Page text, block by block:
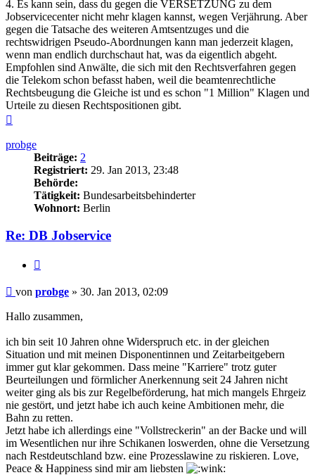
4. Es kann sein, dass du gegen die VERSETZUNG zu dem
Jobservicecenter nicht mehr klagen kannst, wegen Verjährung. Aber
gegen die Tatsache des weiteren Amtsentzuges und die
rechtswidrigen Pseudo-Abordnungen kann man jederzeit klagen,
wenn man endlich durchschaut hat, was da eigentlich abgeht.
Empfohlen sind Anwälte, die sich mit den Rechtsverfahren gegen
die Telekom schon befasst haben, weil die beamtenrechtliche
Rechtsbeugung die Gleiche ist und es schon "1 Million" Klagen und
Urteile zu diesen Rechtspositionen gibt.
probge
Beiträge: 2
Registriert: 29. Jan 2013, 23:48
Behörde:
Tätigkeit: Bundesarbeitsbehinderter
Wohnort: Berlin
Re: DB Jobservice
Beitrag
von probge » 30. Jan 2013, 02:09
Hallo zusammen,
ich bin seit 10 Jahren ohne Widerspruch etc. in der gleichen
Situation und mit meinen Disponentinnen und Zeitarbeitgebern
immer gut klar gekommen. Dass meine "Karriere" trotz guter
Beurteilungen und förmlicher Anerkennung seit 24 Jahren nicht
weiter ging als bis zur Regelbeförderung, hat mich mangels Ehrgeiz
nie gestört, und jetzt habe ich auch keine Ambitionen mehr, die
Bahn zu retten.
Jetzt habe ich allerdings eine "Vollstreckerin" an der Backe und will
im Wesentlichen nur ihre Schikanen loswerden, ohne die Versetzung
nach Restdeutschland bzw. eine Prozesslawine zu riskieren. Love,
Peace & Happiness sind mir am liebsten